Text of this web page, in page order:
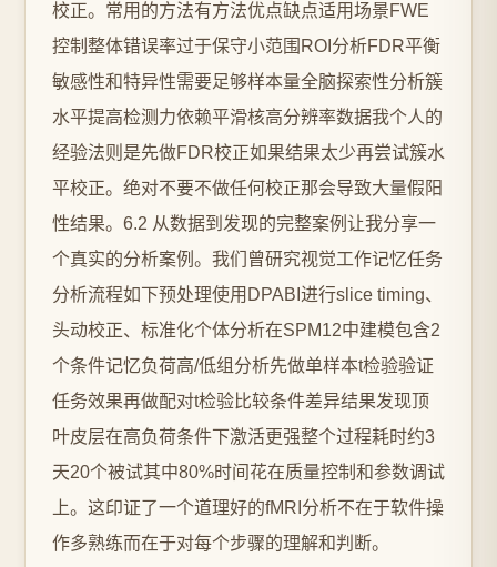
校正。常用的方法有方法优点缺点适用场景FWE
控制整体错误率过于保守小范围ROI分析FDR平衡
敏感性和特异性需要足够样本量全脑探索性分析簇
水平提高检测力依赖平滑核高分辨率数据我个人的
经验法则是先做FDR校正如果结果太少再尝试簇水
平校正。绝对不要不做任何校正那会导致大量假阳
性结果。6.2 从数据到发现的完整案例让我分享一
个真实的分析案例。我们曾研究视觉工作记忆任务
分析流程如下预处理使用DPABI进行slice timing、
头动校正、标准化个体分析在SPM12中建模包含2
个条件记忆负荷高/低组分析先做单样本t检验验证
任务效果再做配对t检验比较条件差异结果发现顶
叶皮层在高负荷条件下激活更强整个过程耗时约3
天20个被试其中80%时间花在质量控制和参数调试
上。这印证了一个道理好的fMRI分析不在于软件操
作多熟练而在于对每个步骤的理解和判断。